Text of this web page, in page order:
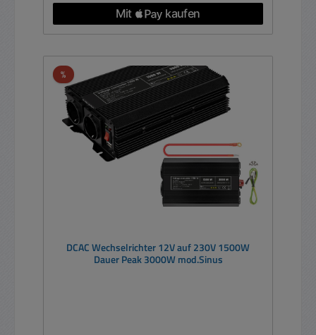
%Rabatt
DCAC Wechselrichter 12V auf 230V 1500W
Dauer Peak 3000W mod.Sinus